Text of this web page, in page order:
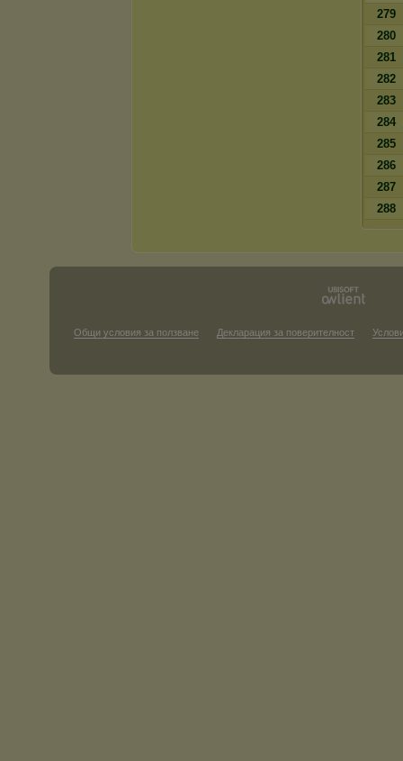
279
280
281
282
283
284
285
286
287
288
Общи условия за ползване Декларация за поверителност